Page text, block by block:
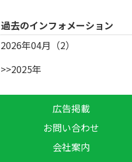
過去のインフォメーション
2026年04月（2）
>>2025年
広告掲載
お問い合わせ
会社案内